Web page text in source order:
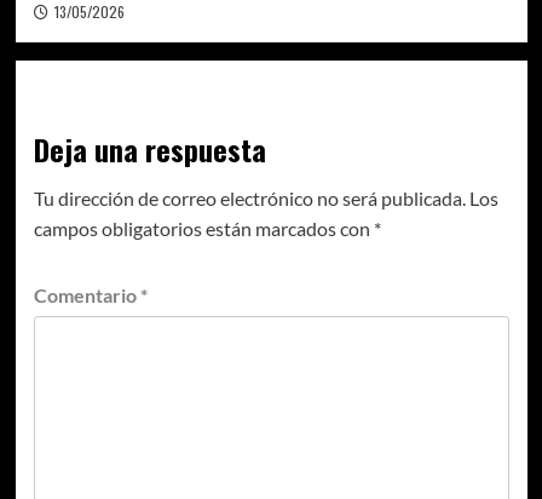
13/05/2026
Deja una respuesta
Tu dirección de correo electrónico no será publicada. Los
campos obligatorios están marcados con *
Comentario *